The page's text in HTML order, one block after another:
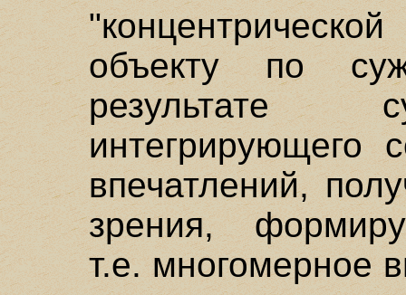
объекту по
результате
интегрирующего
впечатлений,
зрения,
т.е. многомерное